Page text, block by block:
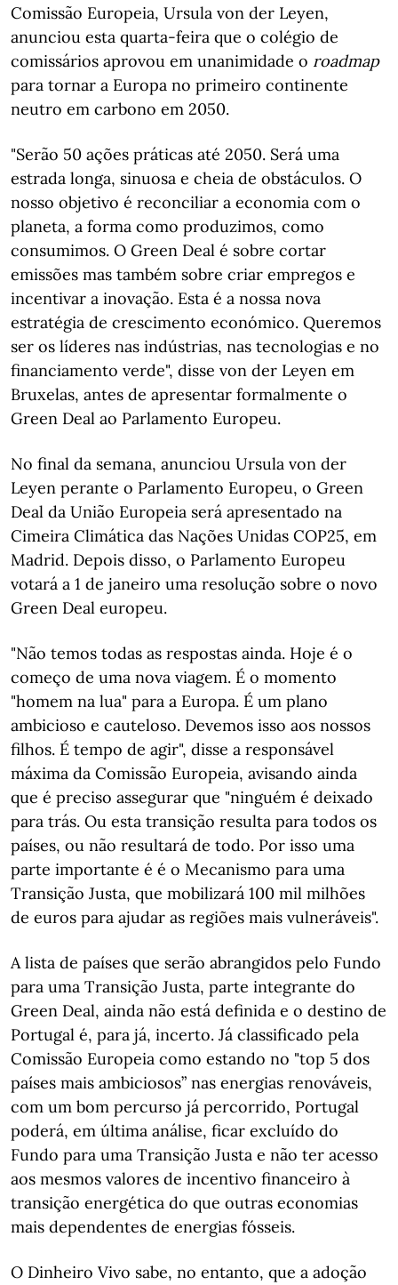
Comissão Europeia, Ursula von der Leyen,
anunciou esta quarta-feira que o colégio de
comissários aprovou em unanimidade o roadmap
para tornar a Europa no primeiro continente
neutro em carbono em 2050.
"Serão 50 ações práticas até 2050. Será uma
estrada longa, sinuosa e cheia de obstáculos. O
nosso objetivo é reconciliar a economia com o
planeta, a forma como produzimos, como
consumimos. O Green Deal é sobre cortar
emissões mas também sobre criar empregos e
incentivar a inovação. Esta é a nossa nova
estratégia de crescimento económico. Queremos
ser os líderes nas indústrias, nas tecnologias e no
financiamento verde", disse von der Leyen em
Bruxelas, antes de apresentar formalmente o
Green Deal ao Parlamento Europeu.
No final da semana, anunciou Ursula von der
Leyen perante o Parlamento Europeu, o Green
Deal da União Europeia será apresentado na
Cimeira Climática das Nações Unidas COP25, em
Madrid. Depois disso, o Parlamento Europeu
votará a 1 de janeiro uma resolução sobre o novo
Green Deal europeu.
"Não temos todas as respostas ainda. Hoje é o
começo de uma nova viagem. É o momento
"homem na lua" para a Europa. É um plano
ambicioso e cauteloso. Devemos isso aos nossos
filhos. É tempo de agir", disse a responsável
máxima da Comissão Europeia, avisando ainda
que é preciso assegurar que "ninguém é deixado
para trás. Ou esta transição resulta para todos os
países, ou não resultará de todo. Por isso uma
parte importante é é o Mecanismo para uma
Transição Justa, que mobilizará 100 mil milhões
de euros para ajudar as regiões mais vulneráveis".
A lista de países que serão abrangidos pelo Fundo
para uma Transição Justa, parte integrante do
Green Deal, ainda não está definida e o destino de
Portugal é, para já, incerto. Já classificado pela
Comissão Europeia como estando no "top 5 dos
países mais ambiciosos” nas energias renováveis,
com um bom percurso já percorrido, Portugal
poderá, em última análise, ficar excluído do
Fundo para uma Transição Justa e não ter acesso
aos mesmos valores de incentivo financeiro à
transição energética do que outras economias
mais dependentes de energias fósseis.
O Dinheiro Vivo sabe, no entanto, que a adoção